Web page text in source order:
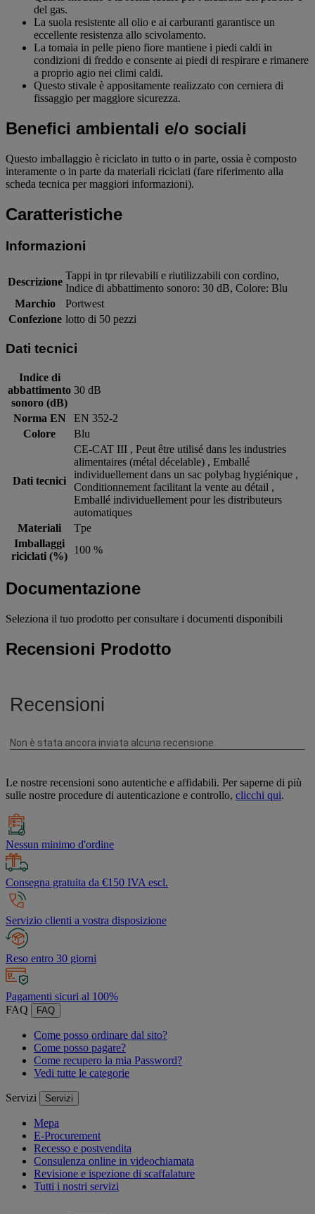
del gas.
La suola resistente all olio e ai carburanti garantisce un
eccellente resistenza allo scivolamento.
La tomaia in pelle pieno fiore mantiene i piedi caldi in
condizioni di freddo e consente ai piedi di respirare e rimanere
a proprio agio nei climi caldi.
Questo stivale è appositamente realizzato con cerniera di
fissaggio per maggiore sicurezza.
Benefici ambientali e/o sociali
Questo imballaggio è riciclato in tutto o in parte, ossia è composto
interamente o in parte da materiali riciclati (fare riferimento alla
scheda tecnica per maggiori informazioni).
Caratteristiche
Informazioni
Descrizione
Tappi in tpr rilevabili e riutilizzabili con cordino,
Indice di abbattimento sonoro: 30 dB, Colore: Blu
Marchio
Portwest
Confezione lotto di 50 pezzi
Dati tecnici
Indice di
abbattimento
sonoro (dB)
30 dB
Norma EN
EN 352-2
Colore
Blu
Dati tecnici
CE-CAT III , Peut être utilisé dans les industries
alimentaires (métal décelable) , Emballé
individuellement dans un sac polybag hygiénique ,
Conditionnement facilitant la vente au détail ,
Emballé individuellement pour les distributeurs
automatiques
Materiali
Tpe
Imballaggi
riciclati (%)
100 %
Documentazione
Seleziona il tuo prodotto per consultare i documenti disponibili
Recensioni Prodotto
Le nostre recensioni sono autentiche e affidabili. Per saperne di più
sulle nostre procedure di autenticazione e controllo, clicchi qui.
Nessun minimo d'ordine
Consegna gratuita da €150 IVA escl.
Servizio clienti a vostra disposizione
Reso entro 30 giorni
Pagamenti sicuri al 100%
FAQ
FAQ
Come posso ordinare dal sito?
Come posso pagare?
Come recupero la mia Password?
Vedi tutte le categorie
Servizi Servizi
Mepa
E-Procurement
Recesso e postvendita
Consulenza online in videochiamata
Revisione e ispezione di scaffalature
Tutti i nostri servizi